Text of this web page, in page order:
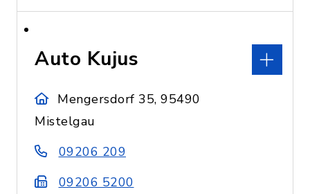
Auto Kujus
Mengersdorf 35, 95490
Mistelgau
09206 209
09206 5200